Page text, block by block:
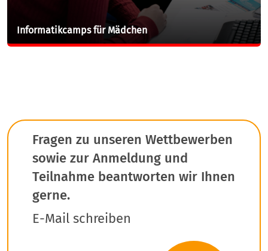
Informatikcamps für Mädchen
Fragen zu unseren Wettbewerben
sowie zur Anmeldung und
Teilnahme beantworten wir Ihnen
gerne.
E-Mail schreiben